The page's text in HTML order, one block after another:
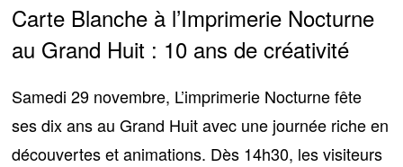
Carte Blanche à l’Imprimerie Nocturne
au Grand Huit : 10 ans de créativité
Samedi 29 novembre, L’imprimerie Nocturnefête
ses dix ansau Grand Huitavec une journée riche en
découvertes et animations. Dès 14h30, les visiteurs